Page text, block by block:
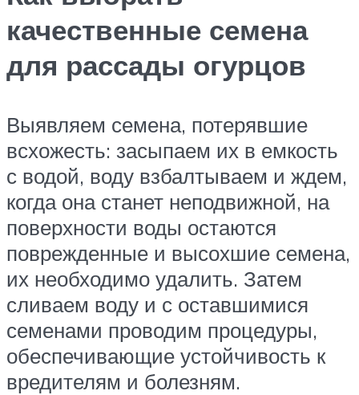
качественные семена
для рассады огурцов
Выявляем семена, потерявшие
всхожесть: засыпаем их в емкость
с водой, воду взбалтываем и ждем,
когда она станет неподвижной, на
поверхности воды остаются
поврежденные и высохшие семена,
их необходимо удалить. Затем
сливаем воду и с оставшимися
семенами проводим процедуры,
обеспечивающие устойчивость к
вредителям и болезням.